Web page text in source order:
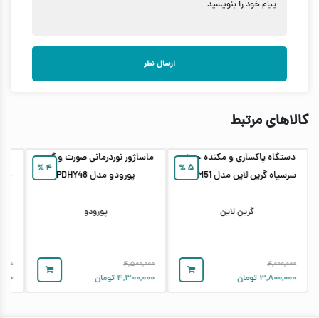
پیام خود را بنویسید
ارسال نظر
کالاهای مرتبط
۵ %
دستگاه پاکسازی و مکنده جوش
سرسیاه گرین لاین مدل GL-TM51
گرین لاین
۴,۰۰۰,۰۰۰
۳,۸۰۰,۰۰۰ تومان
۴ %
ماساژور نوردرمانی صورت و گردن
پورودو مدل PDHY48
پورودو
۴,۵۰۰,۰۰۰
۴,۳۰۰,۰۰۰ تومان